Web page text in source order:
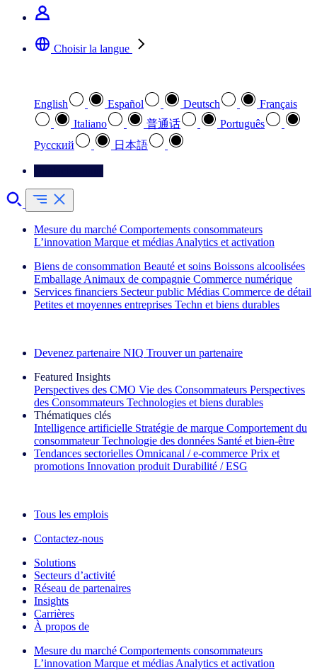
Choisir la langue
English Español Deutsch
Français
Italiano
普通话
Português
Pусский
日本語
Mesure du marché Comportements consommateurs
L’innovation Marque et médias Analytics et activation
Biens de consommation Beauté et soins Boissons alcoolisées
Emballage Animaux de compagnie Commerce numérique
Services financiers Secteur public Médias Commerce de détail
Petites et moyennes entreprises Techn et biens durables
Devenez partenaire NIQ Trouver un partenaire
Featured Insights
Perspectives des CMO Vie des Consommateurs Perspectives
des Consommateurs Technologies et biens durables
Thématiques clés
Intelligence artificielle Stratégie de marque Comportement du
consommateur Technologie des données Santé et bien‑être
Tendances sectorielles Omnicanal / e‑commerce Prix et
promotions Innovation produit Durabilité / ESG
Tous les emplois
Contactez-nous
Solutions
Secteurs d’activité
Réseau de partenaires
Insights
Carrières
À propos de
Mesure du marché Comportements consommateurs
L’innovation Marque et médias Analytics et activation